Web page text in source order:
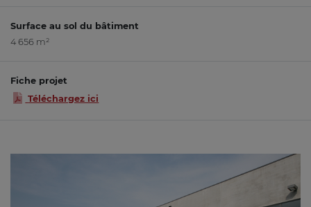
Surface au sol du bâtiment
4 656 m²
Fiche projet
Téléchargez ici